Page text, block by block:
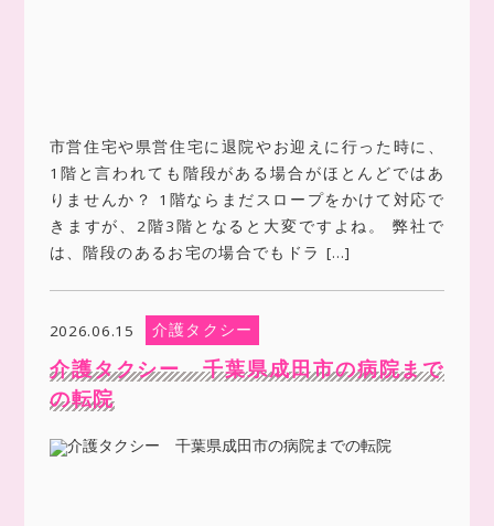
市営住宅や県営住宅に退院やお迎えに行った時に、
1階と言われても階段がある場合がほとんどではあ
りませんか？ 1階ならまだスロープをかけて対応で
きますが、2階3階となると大変ですよね。 弊社で
は、階段のあるお宅の場合でもドラ […]
2026.06.15 介護タクシー
介護タクシー 千葉県成田市の病院まで
の転院